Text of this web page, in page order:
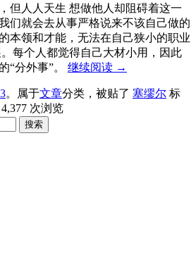
但人人天生 想做他人却阻碍着这一
们就会去从事严格说来不该自己做的
本领和才能，无法在自己狭小的职业
每个人都觉得自己大材小用，因此
“分外事”。 继续阅读 →
。属于文章分类，被贴了 塞缪尔 标
4,377 次浏览